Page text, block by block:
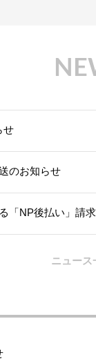
せ
のお知らせ
「NP後払い」請
ニュース